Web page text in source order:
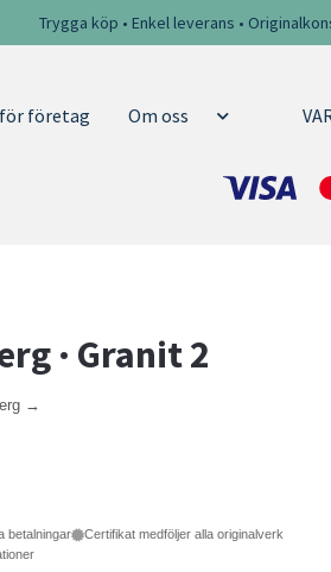
Trygga köp • Enkel leverans •
företag Om oss
· Granit 2
→
betalningar
Certifikat medföljer alla originalverk